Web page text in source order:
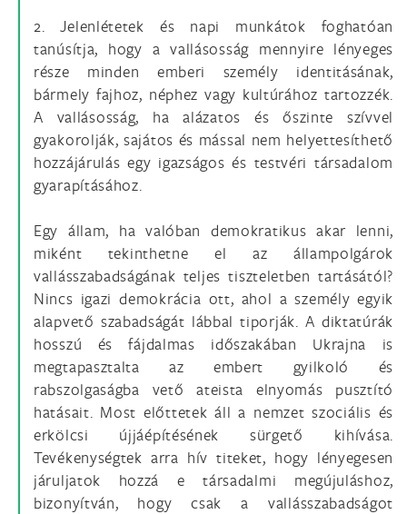
2. Jelenlétetek és napi munkátok foghatóan
tanúsítja, hogy a vallásosság mennyire lényeges
része minden emberi személy identitásának,
bármely fajhoz, néphez vagy kultúrához tartozzék.
A vallásosság, ha alázatos és őszinte szívvel
gyakorolják, sajátos és mással nem helyettesíthető
hozzájárulás egy igazságos és testvéri társadalom
gyarapításához.
Egy állam, ha valóban demokratikus akar lenni,
miként tekinthetne el az állampolgárok
vallásszabadságának teljes tiszteletben tartásától?
Nincs igazi demokrácia ott, ahol a személy egyik
alapvető szabadságát lábbal tiporják. A diktatúrák
hosszú és fájdalmas időszakában Ukrajna is
megtapasztalta az embert gyilkoló és
rabszolgaságba vető ateista elnyomás pusztító
hatásait. Most előttetek áll a nemzet szociális és
erkölcsi újjáépítésének sürgető kihívása.
Tevékenységtek arra hív titeket, hogy lényegesen
járuljatok hozzá e társadalmi megújuláshoz,
bizonyítván, hogy csak a vallásszabadságot